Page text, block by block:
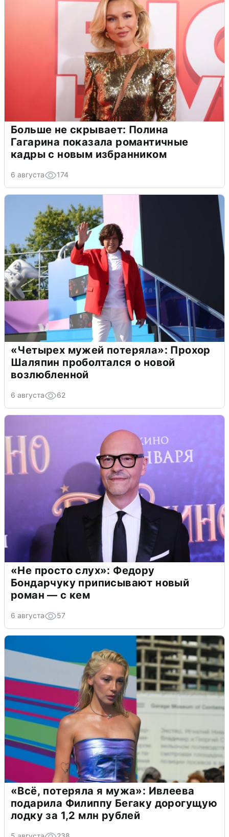
Больше не скрывает: Полина
Гагарина показала романтичные
кадры с новым избранником
6 августа 174
«Четырех мужей потеряла»: Прохор
Шаляпин проболтался о новой
возлюбленной
6 августа 62
«Не просто слух»: Федору
Бондарчуку приписывают новый
роман — с кем
6 августа 57
«Всё, потеряла я мужа»: Ивлеева
подарила Филиппу Бегаку дорогущую
лодку за 1,2 млн рублей